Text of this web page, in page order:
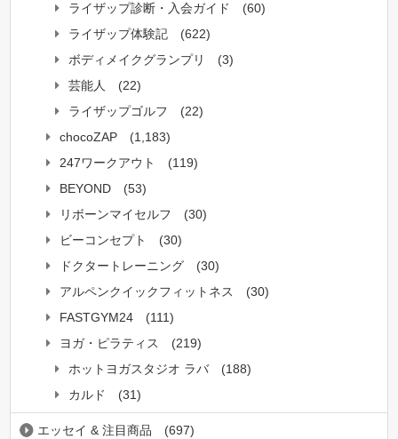
ライザップ診断・入会ガイド
(60)
ライザップ体験記
(622)
ボディメイクグランプリ
(3)
芸能人
(22)
ライザップゴルフ
(22)
chocoZAP
(1,183)
247ワークアウト
(119)
BEYOND
(53)
リボーンマイセルフ
(30)
ビーコンセプト
(30)
ドクタートレーニング
(30)
アルペンクイックフィットネス
(30)
FASTGYM24
(111)
ヨガ・ピラティス
(219)
ホットヨガスタジオ ラバ
(188)
カルド
(31)
エッセイ & 注目商品
(697)